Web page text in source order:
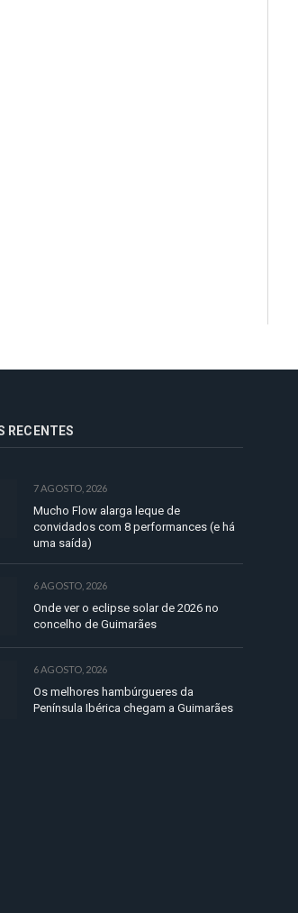
RECENTES
7 AGOSTO, 2026
Mucho Flow alarga leque de
convidados com 8 performances (e há
uma saída)
6 AGOSTO, 2026
Onde ver o eclipse solar de 2026 no
concelho de Guimarães
6 AGOSTO, 2026
Os melhores hambúrgueres da
Península Ibérica chegam a Guimarães